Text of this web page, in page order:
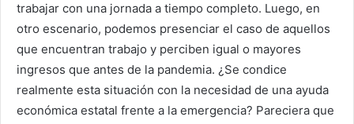
trabajar con una jornada a tiempo completo. Luego, en
otro escenario, podemos presenciar el caso de aquellos
que encuentran trabajo y perciben igual o mayores
ingresos que antes de la pandemia. ¿Se condice
realmente esta situación con la necesidad de una ayuda
económica estatal frente a la emergencia? Pareciera que